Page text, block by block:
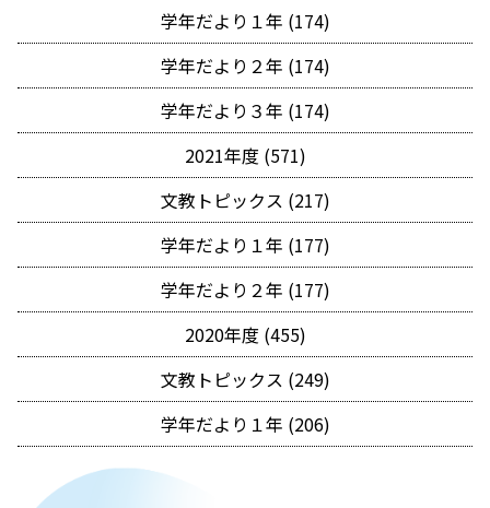
学年だより１年 (174)
学年だより２年 (174)
学年だより３年 (174)
2021年度 (571)
文教トピックス (217)
学年だより１年 (177)
学年だより２年 (177)
2020年度 (455)
文教トピックス (249)
学年だより１年 (206)